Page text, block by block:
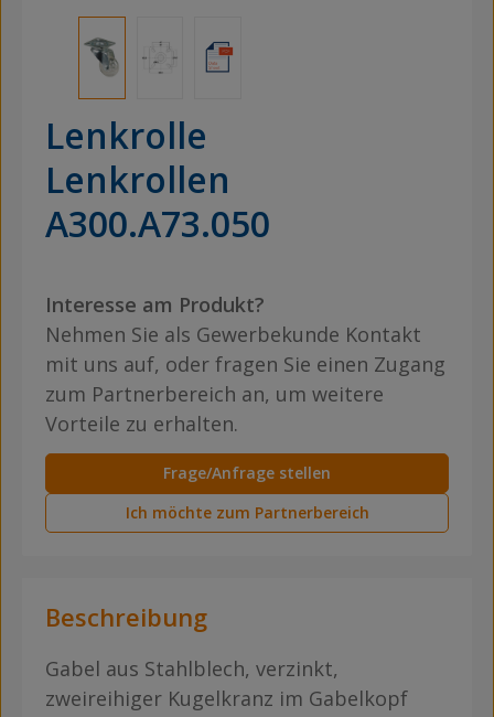
Lenkrolle
Lenkrollen
A300.A73.050
Interesse am Produkt?
Nehmen Sie als Gewerbekunde Kontakt
mit uns auf, oder fragen Sie einen Zugang
zum Partnerbereich an, um weitere
Vorteile zu erhalten.
Frage/Anfrage stellen
Ich möchte zum Partnerbereich
Beschreibung
Gabel aus Stahlblech, verzinkt,
zweireihiger Kugelkranz im Gabelkopf